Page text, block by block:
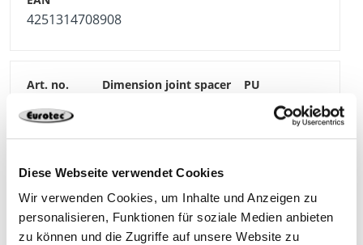
Diese Webseite verwendet Cookies
Wir verwenden Cookies, um Inhalte und Anzeigen zu
personalisieren, Funktionen für soziale Medien anbieten
zu können und die Zugriffe auf unsere Website zu
4251314708908
975602-50